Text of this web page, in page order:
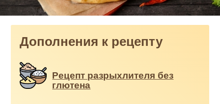
Дополнения к рецепту
Рецепт разрыхлителя без
глютена